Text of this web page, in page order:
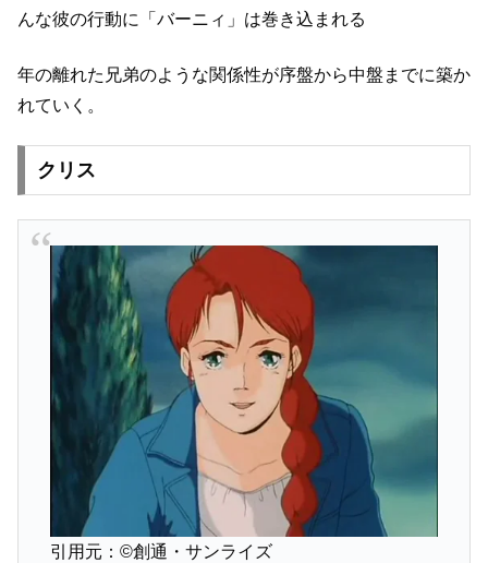
んな彼の行動に「バーニィ」は巻き込まれる
年の離れた兄弟のような関係性が序盤から中盤までに築か
れていく。
クリス
引用元：©創通・サンライズ